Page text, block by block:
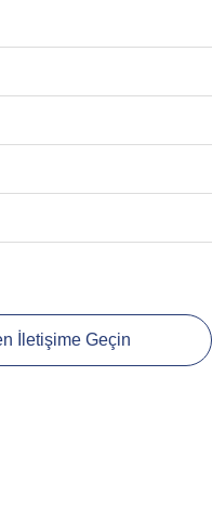
İletişime Geçin